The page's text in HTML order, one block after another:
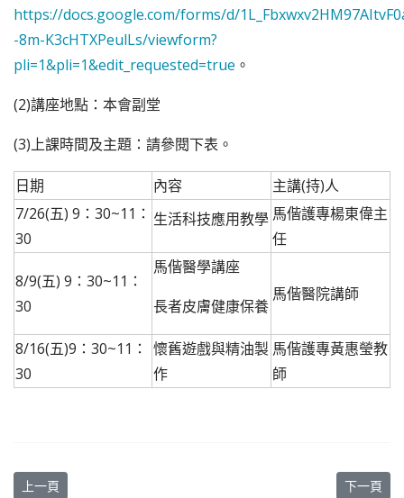
https://docs.google.com/forms/d/
-8m-K3cHTXPeulLs/viewform?
pli=1&pli=1&edit_requested=true 。
(2)講座地點：本會副堂
(3)上課時間及主題：請參閱下表。
日期 內容
主講(持)人
7/26(五) 9：30~11：
30
生活科技應用教學 馬偕護專楊東偉主
任
8/9(五) 9：30~11：
30
馬偕醫學講座
長者皮膚健康保養
馬偕醫院講師
8/16(五)9：30~11：
30
懷舊遊戲與精油製
作
馬偕護專黃惠瑩教
師
上一篇文章: 馬偕社區醫學暨關懷講座-中醫冬季養生保健
上一頁 下一篇文
下一頁